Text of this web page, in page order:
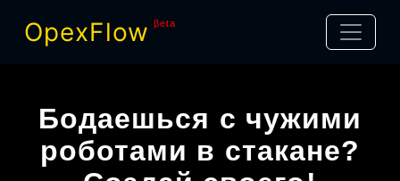
OpexFlow βeta
Бодаешься с чужими
роботами в стакане?